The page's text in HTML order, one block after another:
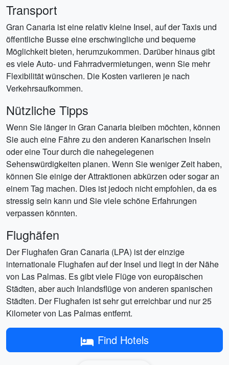
Transport
Gran Canaria ist eine relativ kleine Insel, auf der Taxis und
öffentliche Busse eine erschwingliche und bequeme
Möglichkeit bieten, herumzukommen. Darüber hinaus gibt
es viele Auto- und Fahrradvermietungen, wenn Sie mehr
Flexibilität wünschen. Die Kosten variieren je nach
Verkehrsaufkommen.
Nützliche Tipps
Wenn Sie länger in Gran Canaria bleiben möchten, können
Sie auch eine Fähre zu den anderen Kanarischen Inseln
oder eine Tour durch die nahegelegenen
Sehenswürdigkeiten planen. Wenn Sie weniger Zeit haben,
können Sie einige der Attraktionen abkürzen oder sogar an
einem Tag machen. Dies ist jedoch nicht empfohlen, da es
stressig sein kann und Sie viele schöne Erfahrungen
verpassen könnten.
Flughäfen
Der Flughafen Gran Canaria (LPA) ist der einzige
internationale Flughafen auf der Insel und liegt in der Nähe
von Las Palmas. Es gibt viele Flüge von europäischen
Städten, aber auch Inlandsflüge von anderen spanischen
Städten. Der Flughafen ist sehr gut erreichbar und nur 25
Kilometer von Las Palmas entfernt.
Find Hotels